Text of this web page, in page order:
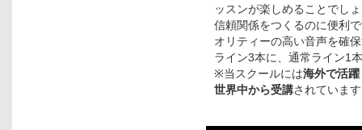
ッスンが楽しめることでし
信頼関係をつくるのに便利
オリティーの高い音声を確
ライン3本に、通常ライン1
※当スクールには海外で活
世界中から受講されていま